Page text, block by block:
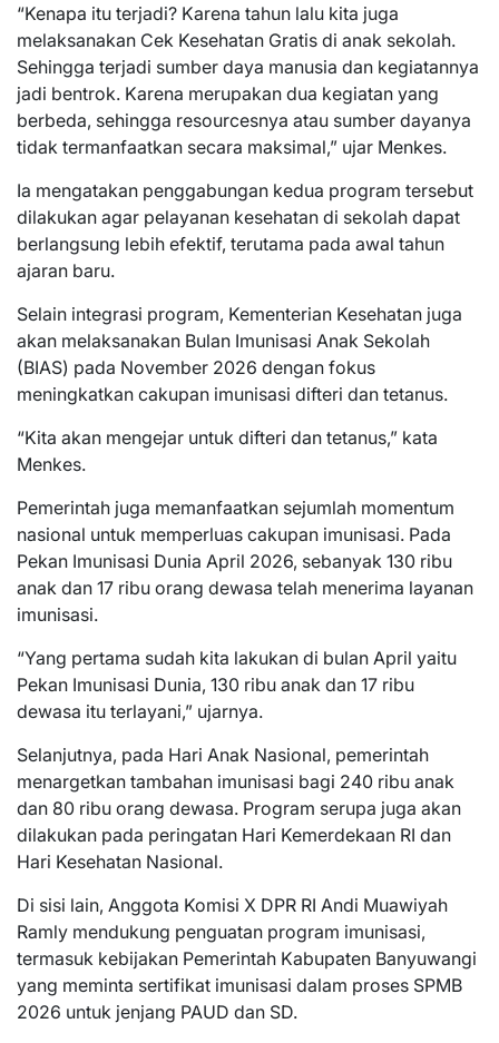
“Kenapa itu terjadi? Karena tahun lalu kita juga
melaksanakan Cek Kesehatan Gratis di anak sekolah.
Sehingga terjadi sumber daya manusia dan kegiatannya
jadi bentrok. Karena merupakan dua kegiatan yang
berbeda, sehingga resourcesnya atau sumber dayanya
tidak termanfaatkan secara maksimal,” ujar Menkes.
Ia mengatakan penggabungan kedua program tersebut
dilakukan agar pelayanan kesehatan di sekolah dapat
berlangsung lebih efektif, terutama pada awal tahun
ajaran baru.
Selain integrasi program, Kementerian Kesehatan juga
akan melaksanakan Bulan Imunisasi Anak Sekolah
(BIAS) pada November 2026 dengan fokus
meningkatkan cakupan imunisasi difteri dan tetanus.
“Kita akan mengejar untuk difteri dan tetanus,” kata
Menkes.
Pemerintah juga memanfaatkan sejumlah momentum
nasional untuk memperluas cakupan imunisasi. Pada
Pekan Imunisasi Dunia April 2026, sebanyak 130 ribu
anak dan 17 ribu orang dewasa telah menerima layanan
imunisasi.
“Yang pertama sudah kita lakukan di bulan April yaitu
Pekan Imunisasi Dunia, 130 ribu anak dan 17 ribu
dewasa itu terlayani,” ujarnya.
Selanjutnya, pada Hari Anak Nasional, pemerintah
menargetkan tambahan imunisasi bagi 240 ribu anak
dan 80 ribu orang dewasa. Program serupa juga akan
dilakukan pada peringatan Hari Kemerdekaan RI dan
Hari Kesehatan Nasional.
Di sisi lain, Anggota Komisi X DPR RI Andi Muawiyah
Ramly mendukung penguatan program imunisasi,
termasuk kebijakan Pemerintah Kabupaten Banyuwangi
yang meminta sertifikat imunisasi dalam proses SPMB
2026 untuk jenjang PAUD dan SD.